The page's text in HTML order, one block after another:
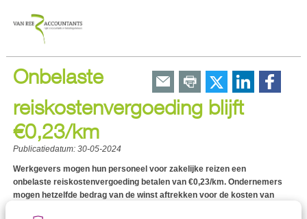
Onbelaste
reiskostenvergoeding blijft
€0,23/km
Publicatiedatum: 30-05-2024
Werkgevers mogen hun personeel voor zakelijke reizen een
onbelaste reiskostenvergoeding betalen van €0,23/km. Ondernemers
mogen hetzelfde bedrag van de winst aftrekken voor de kosten van